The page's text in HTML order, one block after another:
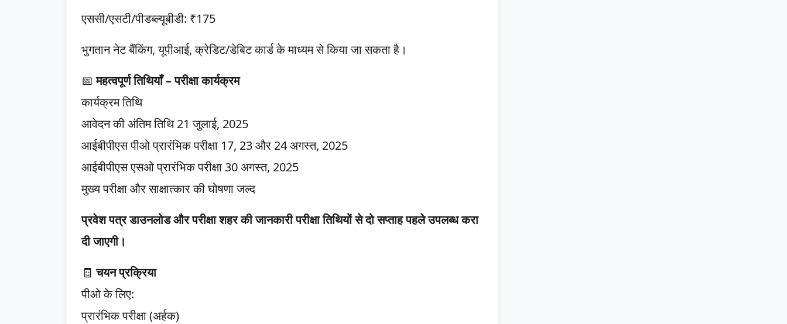
एससी/एसटी/पीडब्ल्यूबीडी: ₹175
भुगतान नेट बैंकिंग, यूपीआई, क्रेडिट/डेबिट कार्ड के माध्यम से किया जा सकता है।
📅महत्वपूर्ण तिथियाँ – परीक्षा कार्यक्रम
कार्यक्रम तिथि
आवेदन की अंतिम तिथि 21 जुलाई, 2025
आईबीपीएस पीओ प्रारंभिक परीक्षा 17, 23 और 24 अगस्त, 2025
आईबीपीएस एसओ प्रारंभिक परीक्षा 30 अगस्त, 2025
मुख्य परीक्षा और साक्षात्कार की घोषणा जल्द
प्रवेश पत्र डाउनलोड और परीक्षा शहर की जानकारी परीक्षा तिथियों से दो सप्ताह पहले उपलब्ध करा
दी जाएगी।
🧾चयन प्रक्रिया
पीओ के लिए:
प्रारंभिक परीक्षा (अर्हक)